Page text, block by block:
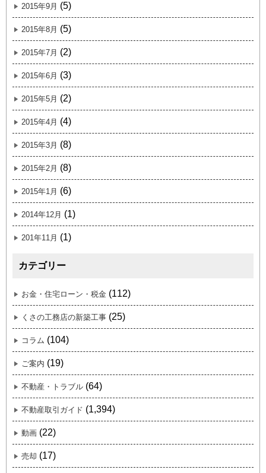
2015年9月 (5)
2015年8月 (5)
2015年7月 (2)
2015年6月 (3)
2015年5月 (2)
2015年4月 (4)
2015年3月 (8)
2015年2月 (8)
2015年1月 (6)
2014年12月 (1)
201年11月 (1)
カテゴリー
お金・住宅ローン・税金 (112)
くさの工務店の新築工事 (25)
コラム (104)
ご案内 (19)
不動産・トラブル (64)
不動産取引ガイド (1,394)
動画 (22)
売却 (17)